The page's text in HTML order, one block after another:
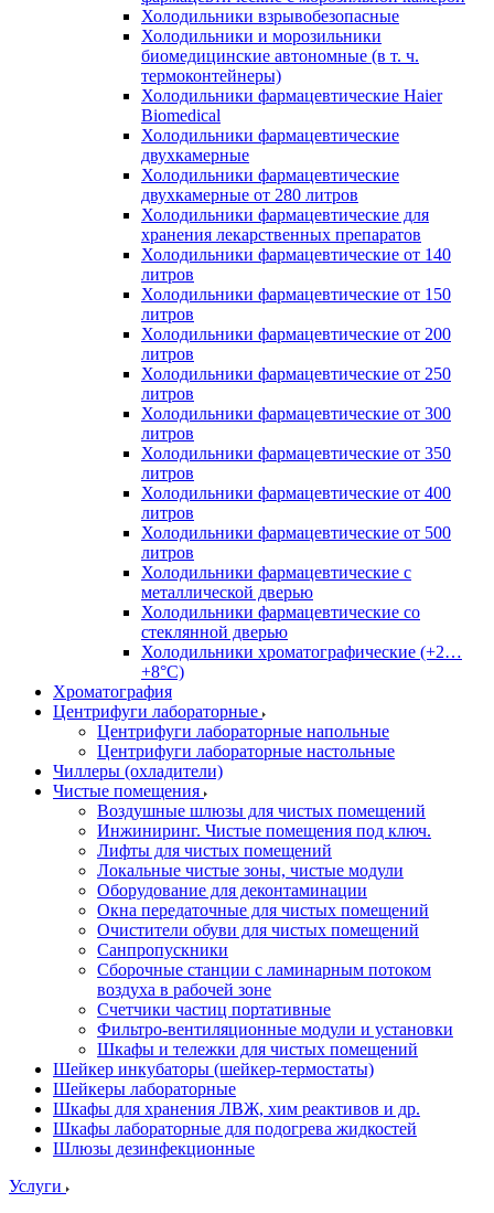
Холодильники взрывобезопасные
Холодильники и морозильники
биомедицинские автономные (в т. ч.
термоконтейнеры)
Холодильники фармацевтические Haier
Biomedical
Холодильники фармацевтические
двухкамерные
Холодильники фармацевтические
двухкамерные от 280 литров
Холодильники фармацевтические для
хранения лекарственных препаратов
Холодильники фармацевтические от 140
литров
Холодильники фармацевтические от 150
литров
Холодильники фармацевтические от 200
литров
Холодильники фармацевтические от 250
литров
Холодильники фармацевтические от 300
литров
Холодильники фармацевтические от 350
литров
Холодильники фармацевтические от 400
литров
Холодильники фармацевтические от 500
литров
Холодильники фармацевтические с
металлической дверью
Холодильники фармацевтические со
стеклянной дверью
Холодильники хроматографические (+2…
+8°C)
Хроматография
Центрифуги лабораторные
Центрифуги лабораторные напольные
Центрифуги лабораторные настольные
Чиллеры (охладители)
Чистые помещения
Воздушные шлюзы для чистых помещений
Инжиниринг. Чистые помещения под ключ.
Лифты для чистых помещений
Локальные чистые зоны, чистые модули
Оборудование для деконтаминации
Окна передаточные для чистых помещений
Очистители обуви для чистых помещений
Санпропускники
Сборочные станции с ламинарным потоком
воздуха в рабочей зоне
Счетчики частиц портативные
Фильтро-вентиляционные модули и установки
Шкафы и тележки для чистых помещений
Шейкер инкубаторы (шейкер-термостаты)
Шейкеры лабораторные
Шкафы для хранения ЛВЖ, хим реактивов и др.
Шкафы лабораторные для подогрева жидкостей
Шлюзы дезинфекционные
Услуги